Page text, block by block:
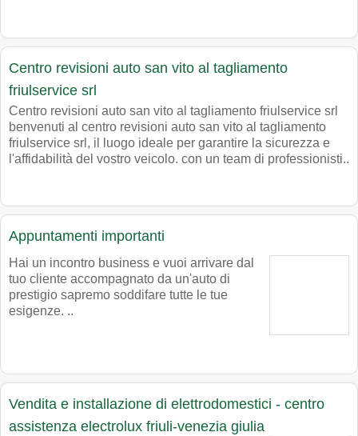
Centro revisioni auto san vito al tagliamento
friulservice srl
Centro revisioni auto san vito al tagliamento friulservice srl
benvenuti al centro revisioni auto san vito al tagliamento
friulservice srl, il luogo ideale per garantire la sicurezza e
l'affidabilità del vostro veicolo. con un team di professionisti..
Appuntamenti importanti
Hai un incontro business e vuoi arrivare dal
tuo cliente accompagnato da un'auto di
prestigio sapremo soddifare tutte le tue
esigenze. ..
Vendita e installazione di elettrodomestici - centro
assistenza electrolux friuli-venezia giulia